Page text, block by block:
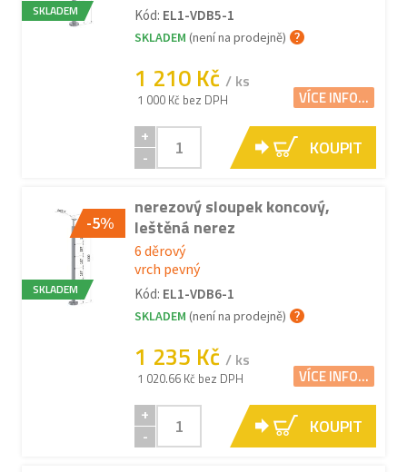
SKLADEM Kód: EL1-VDB5-1
SKLADEM (není na prodejně)
1 210 Kč / ks
1 000 Kč bez DPH VÍCE INFO...
+
-
KOUPIT
-5%
SKLADEM
nerezový sloupek koncový,
leštěná nerez
6 děrový
vrch pevný
Kód: EL1-VDB6-1
SKLADEM (není na prodejně)
1 235 Kč / ks
1 020.66 Kč bez DPH VÍCE INFO...
+
-
KOUPIT